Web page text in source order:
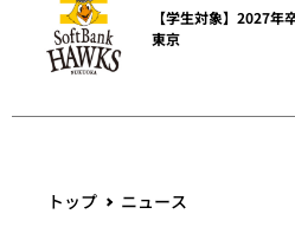
【学生対象】2027年
東京
トップ ニュース